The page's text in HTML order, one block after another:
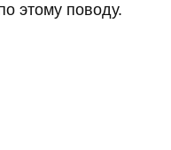
этому поводу.